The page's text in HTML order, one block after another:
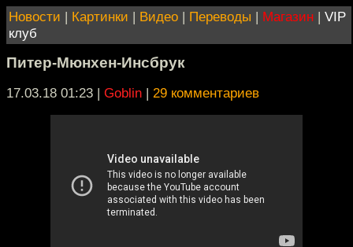
Новости | Картинки | Видео | Переводы | Магазин | VIP
клуб
Питер-Мюнхен-Инсбрук
17.03.18 01:23 | Goblin | 29 комментариев